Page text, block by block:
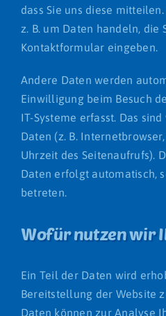
dass Sie uns diese
z. B. um Daten handeln, die
Kontaktformular eingeben.
Andere Daten werden
Einwilligung beim Besuch
IT-Systeme erfasst. Das
Daten (z. B.
Uhrzeit des Seitenaufrufs).
Daten erfolgt automatisch,
betreten.
Wofür nutzen wir
Ein Teil der Daten wird
Bereitstellung der Website
Daten können zur Analyse